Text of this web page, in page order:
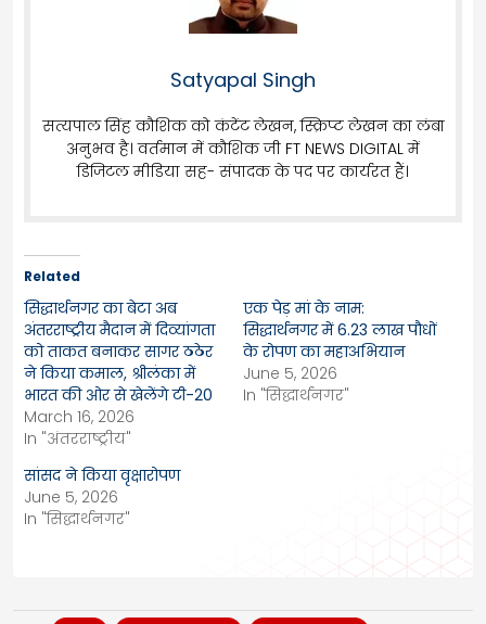
Satyapal Singh
सत्यपाल सिंह कौशिक को कंटेंट लेखन, स्क्रिप्ट लेखन का लंबा
अनुभव है। वर्तमान में कौशिक जी FT NEWS DIGITAL में
डिजिटल मीडिया सह- संपादक के पद पर कार्यरत हैं।
Related
सिद्धार्थनगर का बेटा अब
अंतरराष्ट्रीय मैदान में दिव्यांगता
को ताकत बनाकर सागर ठठेर
ने किया कमाल, श्रीलंका में
भारत की ओर से खेलेंगे टी-20
March 16, 2026
In "अंतरराष्ट्रीय"
एक पेड़ मां के नाम:
सिद्धार्थनगर में 6.23 लाख पौधों
के रोपण का महाअभियान
June 5, 2026
In "सिद्धार्थनगर"
सांसद ने किया वृक्षारोपण
June 5, 2026
In "सिद्धार्थनगर"